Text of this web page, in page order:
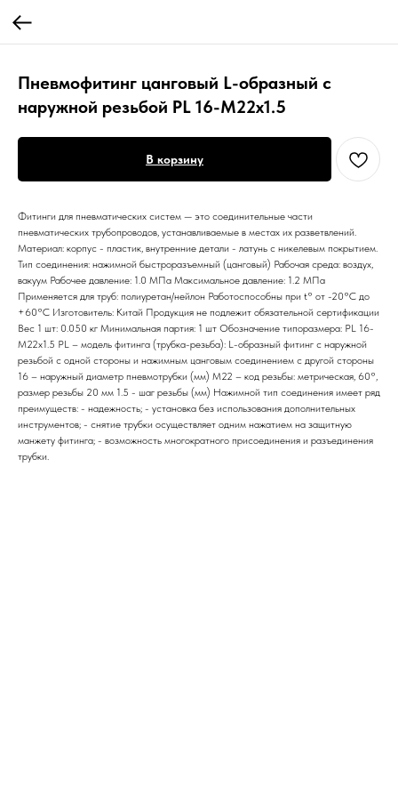
Пневмофитинг цанговый L-образный с
наружной резьбой PL 16-М22х1.5
В корзину
Фитинги для пневматических систем — это соединительные части
пневматических трубопроводов, устанавливаемые в местах их разветвлений.
Материал: корпус - пластик, внутренние детали - латунь с никелевым покрытием.
Тип соединения: нажимной быстроразъемный (цанговый) Рабочая среда: воздух,
вакуум Рабочее давление: 1.0 МПа Максимальное давление: 1.2 МПа
Применяется для труб: полиуретан/нейлон Работоспособны при t° от -20°С до
+60°С Изготовитель: Китай Продукция не подлежит обязательной сертификации
Вес 1 шт: 0.050 кг Минимальная партия: 1 шт Обозначение типоразмера: PL 16-
М22х1.5 PL – модель фитинга (трубка-резьба): L-образный фитинг с наружной
резьбой с одной стороны и нажимным цанговым соединением с другой стороны
16 – наружный диаметр пневмотрубки (мм) М22 – код резьбы: метрическая, 60°,
размер резьбы 20 мм 1.5 - шаг резьбы (мм) Нажимной тип соединения имеет ряд
преимуществ: - надежность; - установка без использования дополнительных
инструментов; - снятие трубки осуществляет одним нажатием на защитную
манжету фитинга; - возможность многократного присоединения и разъединения
трубки.